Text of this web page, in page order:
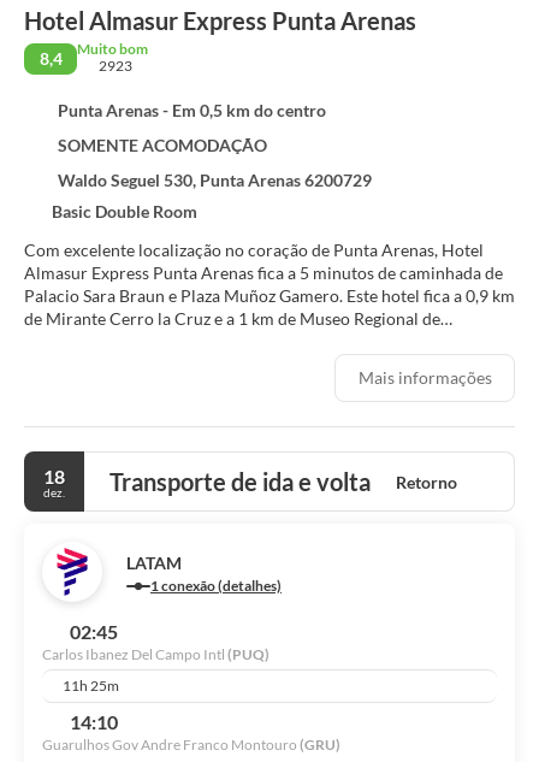
Hotel Almasur Express Punta Arenas
8,4
Muito bom
2923
Punta Arenas - Em 0,5 km do centro
SOMENTE ACOMODAÇÃO
Waldo Seguel 530, Punta Arenas 6200729
Basic Double Room
Com excelente localização no coração de Punta Arenas, Hotel
Almasur Express Punta Arenas fica a 5 minutos de caminhada de
Palacio Sara Braun e Plaza Muñoz Gamero. Este hotel fica a 0,9 km
de Mirante Cerro la Cruz e a 1 km de Museo Regional de
Não perca as atividades de recreação, como uma academia e
loja de presentes/banca de jornal, lareira no saguão e salão de
banquetes.
Sinta-se em casa em um de nossos 115 quartos com frigobares e
roupas de cama premium. Durante a estadia, as TVs com canais a
cabo garantem a sua diversão. Banheiros possuem banheiras e
chuveiros com efeito de chuva.
Para saborear um delicioso almoço ou jantar, vá ao Nao Victoria,
um restaurante especializado em pratos da culinária regional
também serve refeições na cafeteria. O local ainda oferece serviço
de quarto (horário limitado). Mate sua sede com sua bebida
favorita em um bar/lounge.
Mais informações
18
dez. Transporte de ida e volta Retorno
LATAM
1 conexão (detalhes)
02:45
Carlos Ibanez Del Campo Intl (PUQ)
11h 25m
14:10
Guarulhos Gov Andre Franco Montouro (GRU)